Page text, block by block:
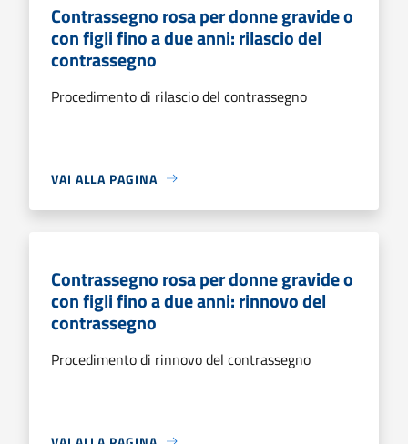
Contrassegno rosa per donne gravide o
con figli fino a due anni: rilascio del
contrassegno
Procedimento di rilascio del contrassegno
VAI ALLA PAGINA
Contrassegno rosa per donne gravide o
con figli fino a due anni: rinnovo del
contrassegno
Procedimento di rinnovo del contrassegno